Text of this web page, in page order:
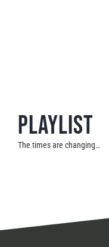
Playlist
The times are changing…